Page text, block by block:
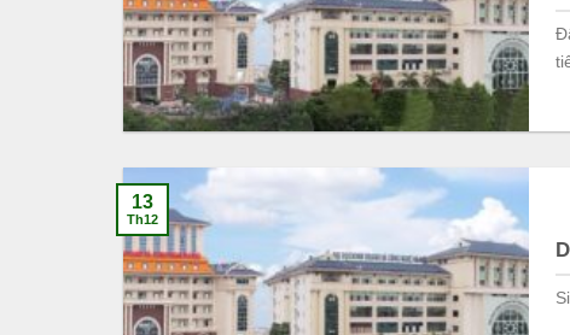
13
Th12